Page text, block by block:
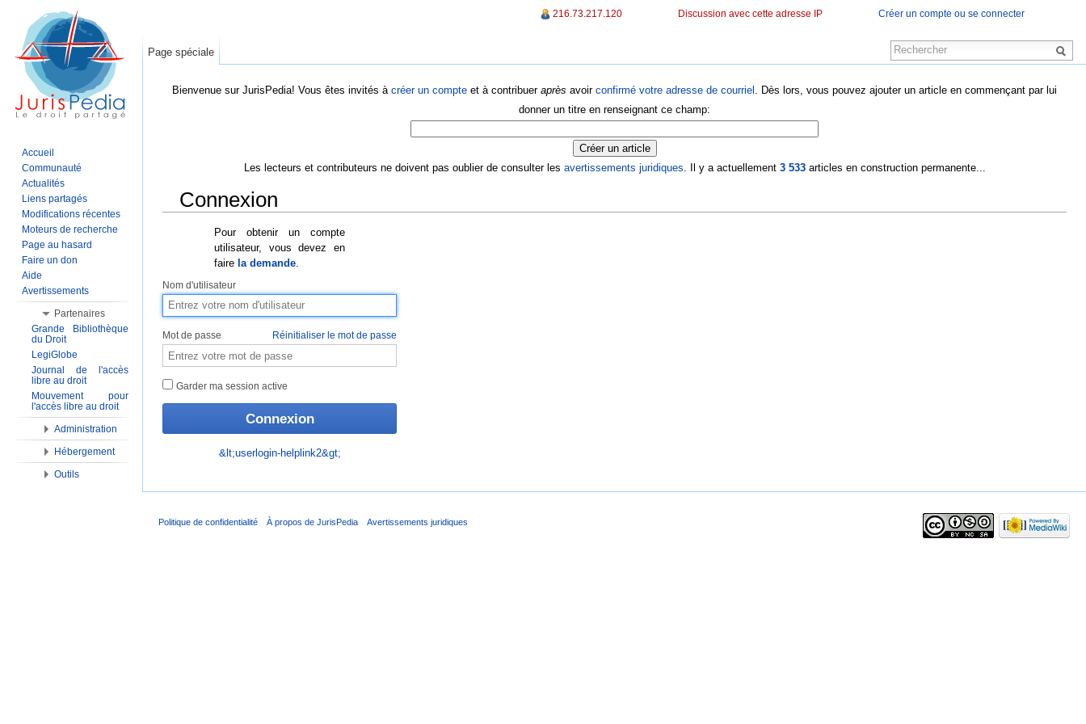
Bienvenue sur JurisPedia! Vous êtes invités à créer un compte et à contribuer après avoir confirmé votre adresse de courriel . Dès lors, vous pouvez ajouter un article en commençant par lui
donner un titre en renseignant ce champ:
Les lecteurs et contributeurs ne doivent pas oublier de consulter les avertissements juridiques. Il y a actuellement 3 533articles en construction permanente...
Connexion
Pour obtenir un compte
utilisateur, vous devez en
faire la demande
Nom d'utilisateur
Mot de passe Réinitialiser le mot de passe
Garder ma session active
&lt;userlogin-helplink2&gt;
216.73.217.120 Discussion avec cette adresse IP Créer un compte ou se connecter
Page spéciale
Accueil
Communauté
Actualités
Liens partagés
Modifications récentes
Moteurs de recherche
Page au hasard
Faire un don
Aide
Avertissements
Partenaires
Grande Bibliothèque
du Droit
LegiGlobe
Journal de l'accès
libre au droit
Mouvement pour
l'accès libre au droit
Administration
Hébergement
Outils
Politique de confidentialité À propos de JurisPedia Avertissements juridiques